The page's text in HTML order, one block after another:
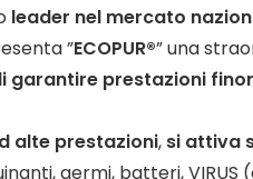
leader nel mercato
”ECOPUR®” una
garantire prestazioni
alte prestazioni, si attiva
germi, batteri, VIRUS